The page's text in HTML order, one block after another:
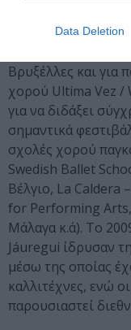
Data Deletion
στο Ινστιτούτο
Βρυξέλλες και για
χορού Ultima Vez /
για να διδάξει
σημαντικά
σχολές χορού
Swedish Ballet
Βέλγιο, La
for Performing
Μάλαγα κ.ά). Το
Jáuregui ίδρυσαν
μέσω της οποίας
καλλιτέχνες, ενώ
παρουσιαστεί